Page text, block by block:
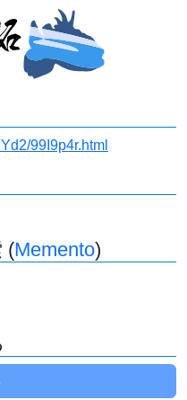
99I9p4r.html
(Memento)